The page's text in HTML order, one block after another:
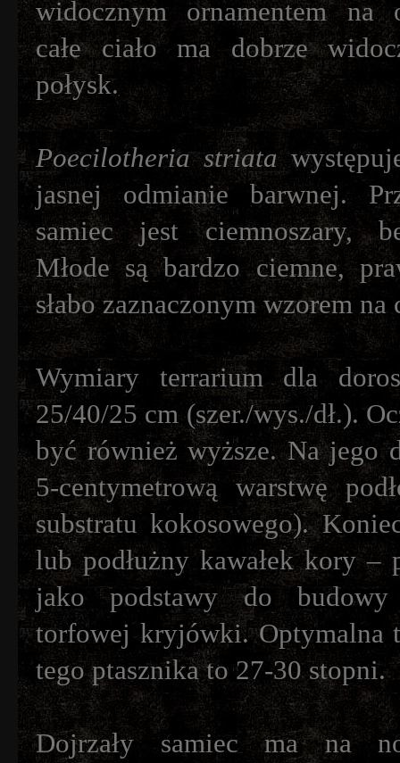
widocznym ornamentem na
całe ciało ma dobrze
połysk.
Poecilotheria striata
jasnej odmianie barwnej.
samiec jest ciemnoszary,
Młode są bardzo ciemne,
słabo zaznaczonym wzorem na
Wymiary terrarium dla
25/40/25 cm (szer./wys./dł.).
być również wyższe. Na jego
5-centymetrową warstwę
substratu kokosowego).
lub podłużny kawałek kory –
jako podstawy do budowy
torfowej kryjówki. Optymalna
tego ptasznika to 27-30 stopni.
Dojrzały samiec ma na